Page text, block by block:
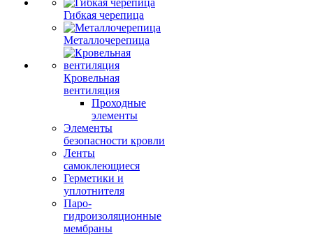
Гибкая черепица
Металлочерепица
Кровельная
вентиляция
Проходные
элементы
Элементы
безопасности кровли
Ленты
самоклеющиеся
Герметики и
уплотнителя
Паро-
гидроизоляционные
мембраны